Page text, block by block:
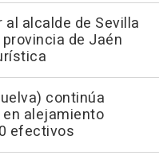
alcalde de Sevilla
de Jaén
continúa
alejamiento
efectivos